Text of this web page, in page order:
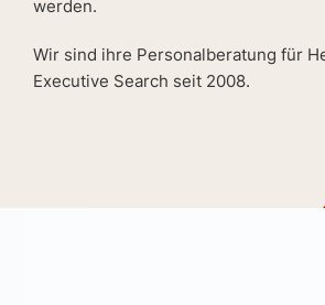
werden.
Wir sind ihre Personalberatung für
Executive Search seit 2008.